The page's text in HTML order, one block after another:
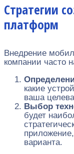
Стратегии
платформ
Внедрение
компании часто
какие
ваша
Выбор
будет
варианта.